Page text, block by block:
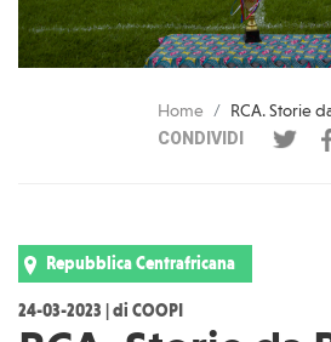
Home
RCA. Storie da Bangui: alla scoperta
CONDIVIDI
Repubblica Centrafricana
24-03-2023 | di COOPI